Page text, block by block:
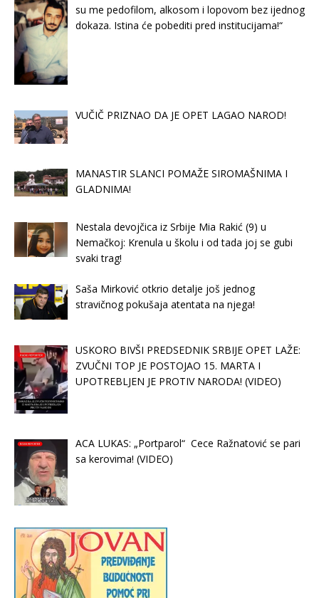
su me pedofilom, alkosom i lopovom bez ijednog
dokaza. Istina će pobediti pred institucijama!“
VUČIČ PRIZNAO DA JE OPET LAGAO NAROD!
MANASTIR SLANCI POMAŽE SIROMAŠNIMA I
GLADNIMA!
Nestala devojčica iz Srbije Mia Rakić (9) u
Nemačkoj: Krenula u školu i od tada joj se gubi
svaki trag!
Saša Mirković otkrio detalje još jednog
stravičnog pokušaja atentata na njega!
USKORO BIVŠI PREDSEDNIK SRBIJE OPET LAŽE:
ZVUČNI TOP JE POSTOJAO 15. MARTA I
UPOTREBLJEN JE PROTIV NARODA! (VIDEO)
ACA LUKAS: „Portparol“ Cece Ražnatović se pari
sa kerovima! (VIDEO)